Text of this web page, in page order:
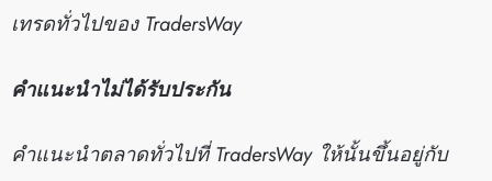
เทรดทั่วไปของ TradersWay
คำแนะนำไม่ได้รับประกัน
คำแนะนำตลาดทั่วไปที่ TradersWay ให้นั้นขึ้นอยู่กับ